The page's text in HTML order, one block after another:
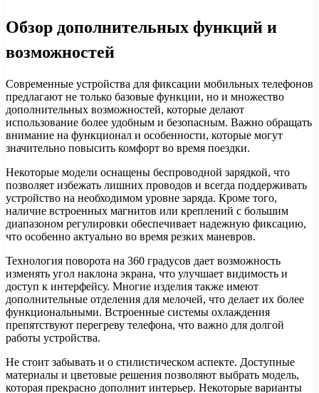
Обзор дополнительных функций и
возможностей
Современные устройства для фиксации мобильных телефонов
предлагают не только базовые функции, но и множество
дополнительных возможностей, которые делают
использование более удобным и безопасным. Важно обращать
внимание на функционал и особенности, которые могут
значительно повысить комфорт во время поездки.
Некоторые модели оснащены беспроводной зарядкой, что
позволяет избежать лишних проводов и всегда поддерживать
устройство на необходимом уровне заряда. Кроме того,
наличие встроенных магнитов или креплений с большим
диапазоном регулировки обеспечивает надежную фиксацию,
что особенно актуально во время резких маневров.
Технология поворота на 360 градусов дает возможность
изменять угол наклона экрана, что улучшает видимость и
доступ к интерфейсу. Многие изделия также имеют
дополнительные отделения для мелочей, что делает их более
функциональными. Встроенные системы охлаждения
препятствуют перегреву телефона, что важно для долгой
работы устройства.
Не стоит забывать и о стилистическом аспекте. Доступные
материалы и цветовые решения позволяют выбрать модель,
которая прекрасно дополнит интерьер. Некоторые варианты